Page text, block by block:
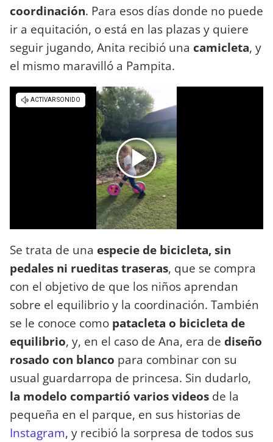
coordinación. Para esos días donde no puede
ir a equitación, o está en las plazas y quiere
seguir jugando, Anita recibió una camicleta, y
el mismo maravilló a Pampita.
Se trata de una especie de bicicleta, sin
pedales ni rueditas traseras, que se compra
con el objetivo de que los niños aprendan
sobre el equilibrio y la coordinación. También
se le conoce como patacleta o bicicleta de
equilibrio, y, en el caso de Ana, era de diseño
rosado con blanco para combinar con su
usual guardarropa de princesa. Sin dudarlo,
la modelo compartió varios videos de la
pequeña en el parque, en sus historias de
Instagram, y recibió la sorpresa de todos sus